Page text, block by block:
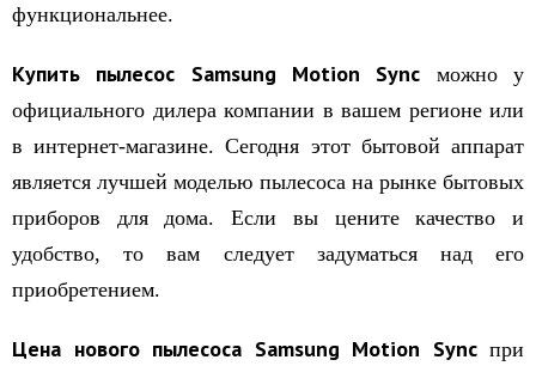
функциональнее.
Купить пылесос Samsung Motion Sync можно у
официального дилера компании в вашем регионе или
в интернет-магазине. Сегодня этот бытовой аппарат
является лучшей моделью пылесоса на рынке бытовых
приборов для дома. Если вы цените качество и
удобство, то вам следует задуматься над его
приобретением.
Цена нового пылесоса Samsung Motion Syncпри